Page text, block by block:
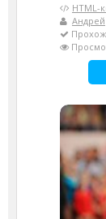
HTML-
Андрей